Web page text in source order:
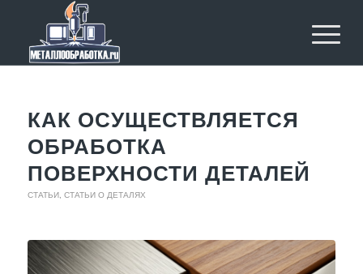
КАК ОСУЩЕСТВЛЯЕТСЯ
ОБРАБОТКА
ПОВЕРХНОСТИ ДЕТАЛЕЙ
СТАТЬИ, СТАТЬИ О ДЕТАЛЯХ